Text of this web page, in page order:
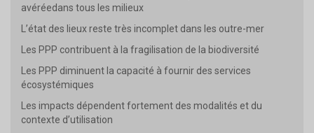
avéréedans tous les milieux
L’état des lieux reste très incomplet dans les outre-mer
Les PPP contribuent à la fragilisation de la biodiversité
Les PPP diminuent la capacité à fournir des services
écosystémiques
Les impacts dépendent fortement des modalités et du
contexte d’utilisation